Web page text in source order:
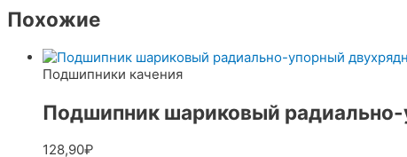
Похожие
Подшипники качения
Подшипник шариковый
128,90₽